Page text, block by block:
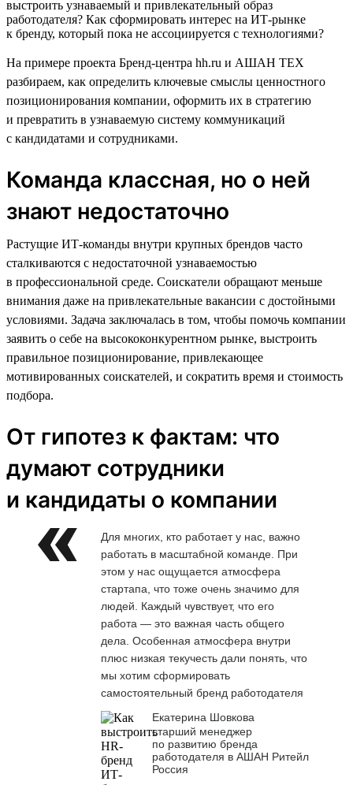
выстроить узнаваемый и привлекательный образ
работодателя? Как сформировать интерес на ИТ-рынке
к бренду, который пока не ассоциируется с технологиями?
На примере проекта Бренд-центра hh.ru и АШАН ТЕХ
разбираем, как определить ключевые смыслы ценностного
позиционирования компании, оформить их в стратегию
и превратить в узнаваемую систему коммуникаций
с кандидатами и сотрудниками.
Команда классная, но о ней
знают недостаточно
Растущие ИТ-команды внутри крупных брендов часто
сталкиваются с недостаточной узнаваемостью
в профессиональной среде. Соискатели обращают меньше
внимания даже на привлекательные вакансии с достойными
условиями. Задача заключалась в том, чтобы помочь компании
заявить о себе на высококонкурентном рынке, выстроить
правильное позиционирование, привлекающее
мотивированных соискателей, и сократить время и стоимость
подбора.
От гипотез к фактам: что
думают сотрудники
и кандидаты о компании
Для многих, кто работает у нас, важно
работать в масштабной команде. При
этом у нас ощущается атмосфера
стартапа, что тоже очень значимо для
людей. Каждый чувствует, что его
работа — это важная часть общего
дела. Особенная атмосфера внутри
плюс низкая текучесть дали понять, что
мы хотим сформировать
самостоятельный бренд работодателя
Екатерина Шовкова
старший менеджер
по развитию бренда
работодателя в АШАН Ритейл
Россия